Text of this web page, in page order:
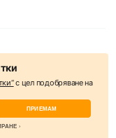
с цел подобряване на
ПРИЕМАМ